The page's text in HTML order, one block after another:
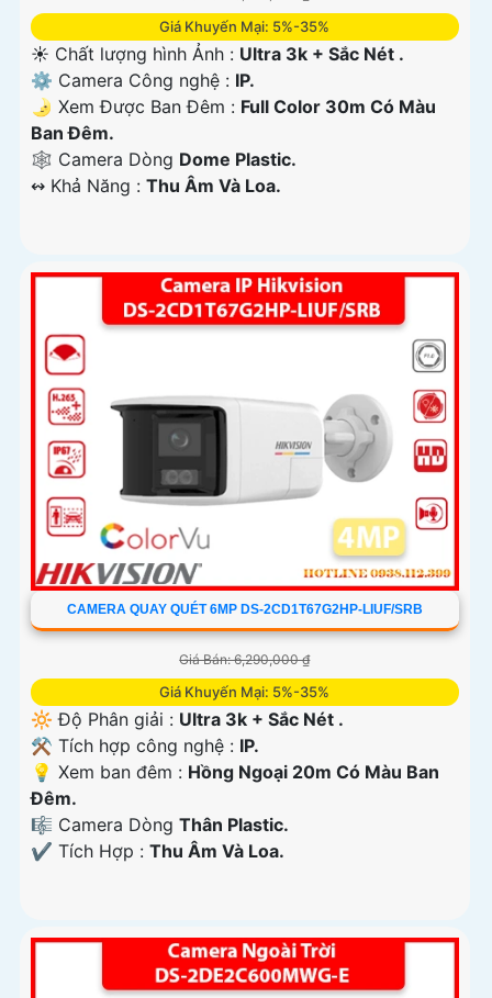
Giá Khuyến Mại: 5%-35%
☀️ Chất lượng hình Ảnh : Ultra 3k + Sắc Nét .
⚙ Camera Công nghệ : IP.
🌛 Xem Được Ban Đêm : Full Color 30m Có Màu
Ban Ðêm.
🕸️ Camera Dòng Dome Plastic.
️↭ Khả Năng : Thu Âm Và Loa.
CAMERA QUAY QUÉT 6MP DS-2CD1T67G2HP-LIUF/SRB
Giá Bán: 6,290,000 ₫
Giá Khuyến Mại: 5%-35%
🔆 Độ Phân giải : Ultra 3k + Sắc Nét .
⚒ Tích hợp công nghệ : IP.
💡 Xem ban đêm : Hồng Ngoại 20m Có Màu Ban
Ðêm.
🎼️ Camera Dòng Thân Plastic.
️✔️ Tích Hợp : Thu Âm Và Loa.